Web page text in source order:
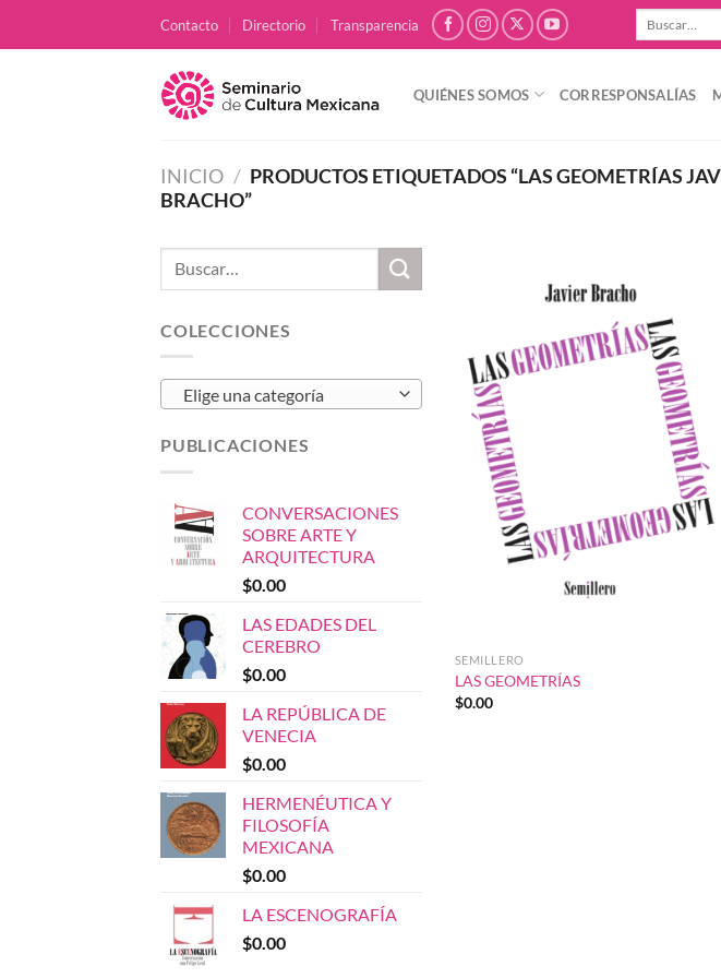
Contacto Directorio Transparencia
QUIÉNES SOMOS CORRESPONSALÍAS
INICIO / PRODUCTOS ETIQUETADOS “LAS GEOMETRÍAS
BRACHO”
Buscar
COLECCIONES
Elige una categoría
PUBLICACIONES
CONVERSACIONES
SOBRE ARTE Y
ARQUITECTURA
$0.00
LAS EDADES DEL
CEREBRO
$0.00
LA REPÚBLICA DE
VENECIA
$0.00
HERMENÉUTICA Y
FILOSOFÍA
MEXICANA
$0.00
LA ESCENOGRAFÍA
$0.00
SEMILLERO
LAS GEOMETRÍAS
$0.00